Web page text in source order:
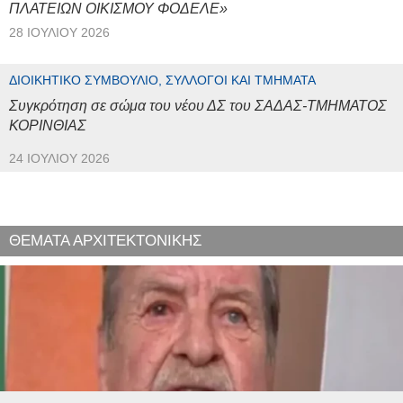
ΠΛΑΤΕΙΩΝ ΟΙΚΙΣΜΟΥ ΦΟΔΕΛΕ»
28 ΙΟΥΛΊΟΥ 2026
ΔΙΟΙΚΗΤΙΚΌ ΣΥΜΒΟΎΛΙΟ, ΣΎΛΛΟΓΟΙ ΚΑΙ ΤΜΉΜΑΤΑ
Συγκρότηση σε σώμα του νέου ΔΣ του ΣΑΔΑΣ-ΤΜΗΜΑΤΟΣ
ΚΟΡΙΝΘΙΑΣ
24 ΙΟΥΛΊΟΥ 2026
ΘΕΜΑΤΑ ΑΡΧΙΤΕΚΤΟΝΙΚΗΣ